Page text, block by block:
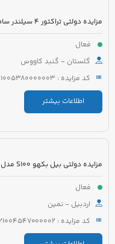
مزایده دولتی تراکتور 4 سیلندر سام مدل 1385
فعال
گلستان - گنبد کاووس
کد مزایده : 5021005380000003
اطلاعات بیشتر
مزایده دولتی بیل بکهو S100 مدل 1404 رنگ زرد
فعال
اردبیل - نمین
کد مزایده : 5021004547000002